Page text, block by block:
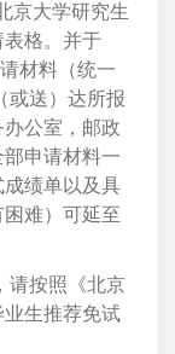
京大学研究生
格。并于
材料（统一
或送）达所报
公室，邮政
部申请材料一
绩单以及具
难）可延至
请按照《北京
生推荐免试